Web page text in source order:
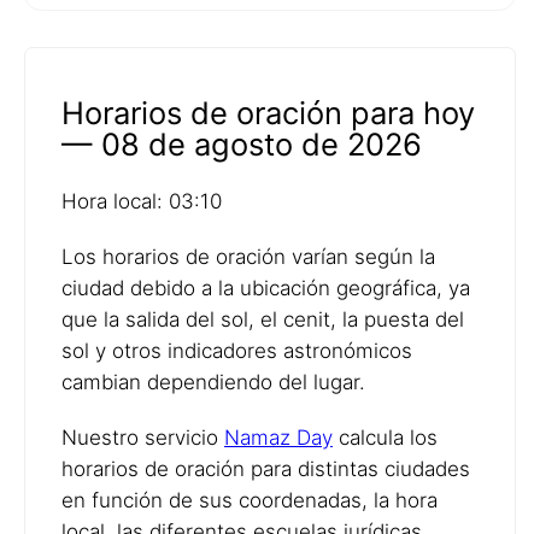
Horarios de oración para hoy
— 08 de agosto de 2026
Hora local: 03:10
Los horarios de oración varían según la
ciudad debido a la ubicación geográfica, ya
que la salida del sol, el cenit, la puesta del
sol y otros indicadores astronómicos
cambian dependiendo del lugar.
Nuestro servicio Namaz Day calcula los
horarios de oración para distintas ciudades
en función de sus coordenadas, la hora